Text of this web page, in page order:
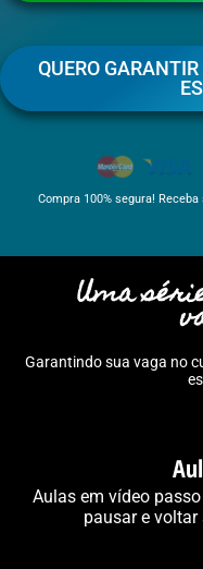
QUERO
Compra 100% segura!
Uma
Garantindo sua vaga no
Aulas em vídeo
pausar e